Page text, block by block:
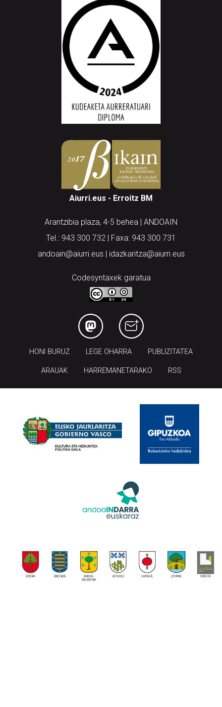
Aiurri.eus - Erroitz BM
Arantzibia plaza, 4-5 behea | ANDOAIN
Tel.: 943 300 732 | Faxa: 943 300 731
andoain@aiurri.eus | idazkaritza@aiurri.eus
Codesyntaxek garatua
HONI BURUZ LEGE OHARRA PUBLIZITATEA
ARAUAK HARREMANETARAKO RSS